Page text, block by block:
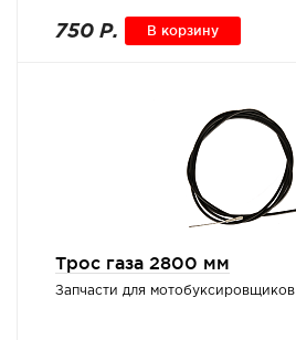
750 Р. В корзину
Трос газа 2800 мм
Запчасти для мотобуксировщиков